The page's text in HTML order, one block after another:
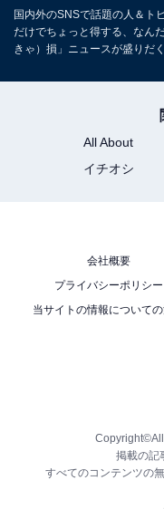
国内外のSNSで話題の人＆ト
だけでちょっと得する、なん
きゃ）損」ニュースが盛りだく
All About
イチオシ
会社概要
プライバシーポリシー
当サイトの情報について
Copyright©All
掲載の記
すべてのコンテンツの